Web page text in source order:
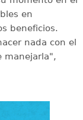
en
beneficios.
nada con el
manejarla",